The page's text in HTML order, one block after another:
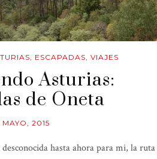
, ESCAPADAS, VIAJES
Asturias:
de Oneta
MAYO, 2015
hasta ahora para mi, la ruta